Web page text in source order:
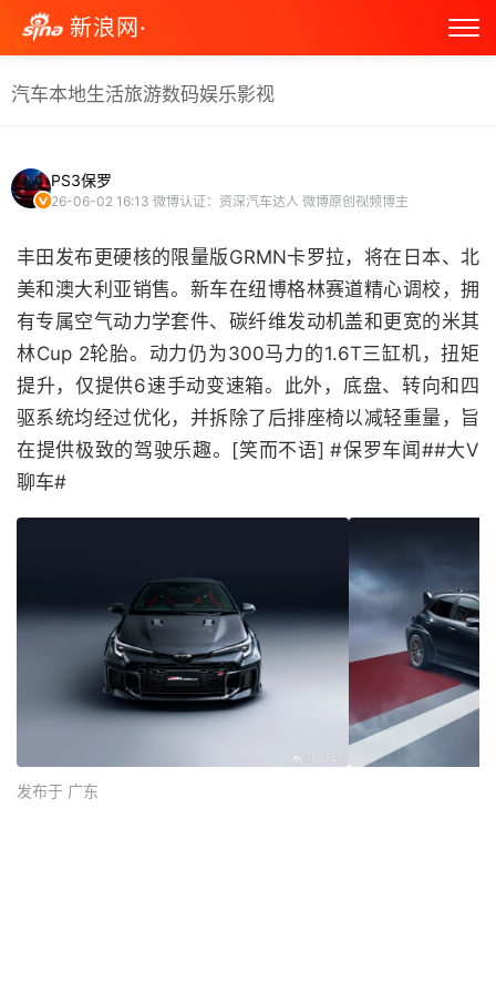
新浪网·
汽车本地生活旅游数码娱乐影视
PS3保罗
26-06-02 16:13 微博认证：资深汽车达人 微博原创视频博主
丰田发布更硬核的限量版GRMN卡罗拉，将在日本、北
美和澳大利亚销售。新车在纽博格林赛道精心调校，拥
有专属空气动力学套件、碳纤维发动机盖和更宽的米其
林Cup 2轮胎。动力仍为300马力的1.6T三缸机，扭矩
提升，仅提供6速手动变速箱。此外，底盘、转向和四
驱系统均经过优化，并拆除了后排座椅以减轻重量，旨
在提供极致的驾驶乐趣。[笑而不语] #保罗车闻##大V
聊车#
发布于 广东